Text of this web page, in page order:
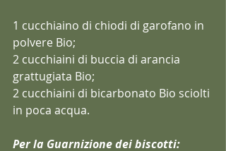
1 cucchiaino di chiodi di garofano in
polvere Bio;
2 cucchiaini di buccia di arancia
grattugiata Bio;
2 cucchiaini di bicarbonato Bio sciolti
in poca acqua.
Per la Guarnizione dei biscotti: